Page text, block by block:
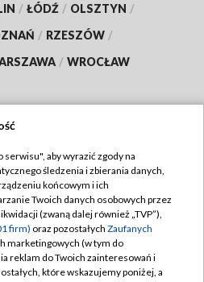
/ ŁÓDŹ / OLSZTYN /
/ RZESZÓW /
/ WROCŁAW
TVP
TVP
prywatności
zgody
aby wyrazić zgody na
śledzenia i zbierania danych,
końcowym i ich
Twoich danych osobowych przez
(zwaną dalej również „TVP”),
firm) oraz pozostałych Zaufanych
marketingowych (w tym do
reklam do Twoich zainteresowań i
które wskazujemy poniżej, a